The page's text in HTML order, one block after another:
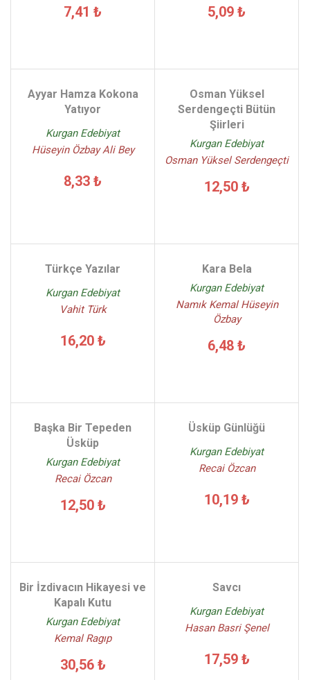
7,41 ₺ 5,09 ₺
Ayyar Hamza Kokona
Yatıyor
Kurgan Edebiyat
Hüseyin Özbay Ali Bey
8,33 ₺
Osman Yüksel
Serdengeçti Bütün
Şiirleri
Kurgan Edebiyat
Osman Yüksel Serdengeçti
12,50 ₺
Türkçe Yazılar
Kurgan Edebiyat
Vahit Türk
16,20 ₺
Kara Bela
Kurgan Edebiyat
Namık Kemal Hüseyin
Özbay
6,48 ₺
Başka Bir Tepeden
Üsküp
Kurgan Edebiyat
Recai Özcan
12,50 ₺
Üsküp Günlüğü
Kurgan Edebiyat
Recai Özcan
10,19 ₺
Bir İzdivacın Hikayesi ve
Kapalı Kutu
Kurgan Edebiyat
Kemal Ragıp
30,56 ₺
Savcı
Kurgan Edebiyat
Hasan Basri Şenel
17,59 ₺